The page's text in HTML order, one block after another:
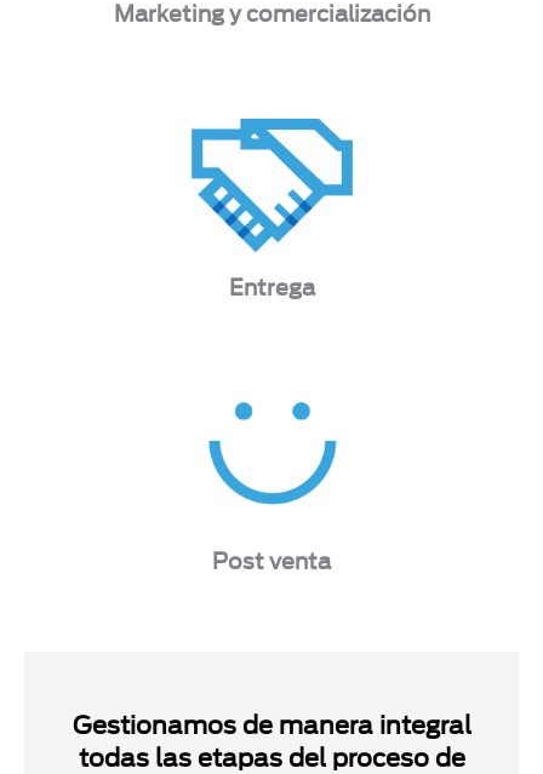
Marketing y comercialización
Entrega
Post venta
Gestionamos de manera integral
todas las etapas del proceso de